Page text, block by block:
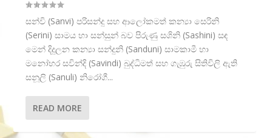
සන්වි (Sanvi) පරිසන්දු සහ ආලෝකමත් කන්‍යා සෙරිනි
(Serini) සාමය හා සන්සුන් බව පිරුණු සශිනි (Sashini) සඳ
මෙන් දිදුලන කන්‍යා සන්දුනි (Sanduni) සාමකාමී හා
මනෝහර සවින්දි (Savindi) බුද්ධිමත් සහ ගැඹුරු සිතිවිලි ඇති
සනූලි (Sanuli) නිරෝගී...
READ MORE